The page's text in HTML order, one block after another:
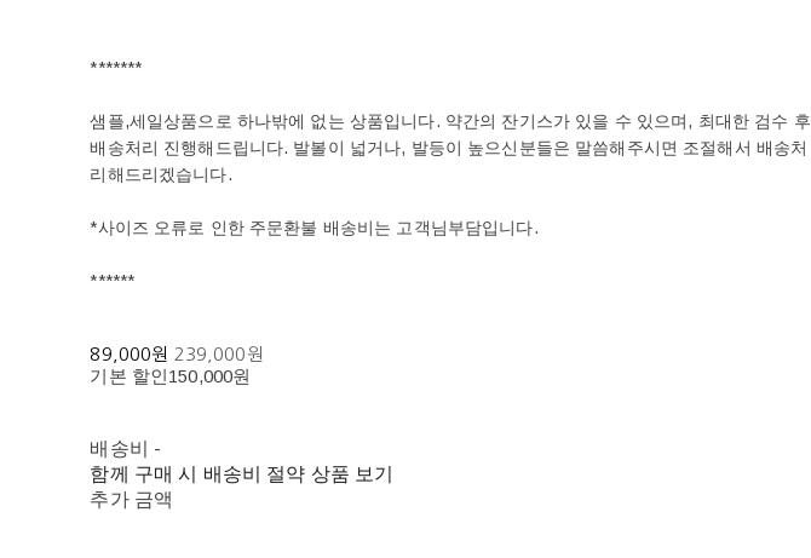
*******
샘플,세일상품으로 하나밖에 없는 상품입니다. 약간의 잔기스가 있을 수 있으며, 최대한 검수 후
배송처리 진행해드립니다. 발볼이 넓거나, 발등이 높으신분들은 말씀해주시면 조절해서 배송처
리해드리겠습니다.
*사이즈 오류로 인한 주문환불 배송비는 고객님부담입니다.
******
89,000원 239,000원
기본 할인150,000원
배송비 -
함께 구매 시 배송비 절약 상품 보기
추가 금액